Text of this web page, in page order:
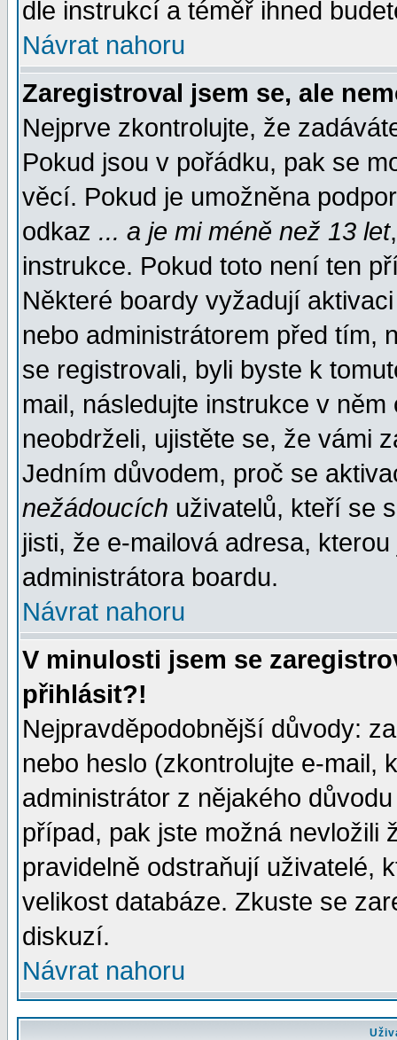
dle instrukcí a téměř ihned
Návrat nahoru
Zaregistroval jsem se, ale
Nejprve zkontrolujte, že
Pokud jsou v pořádku, pak se
věcí. Pokud je umožněna
odkaz ... a je mi méně než 13 let
instrukce. Pokud toto není ten
Některé boardy vyžadují
nebo administrátorem před tím,
se registrovali, byli byste k
mail, následujte instrukce v
neobdrželi, ujistěte se, že vámi
Jedním důvodem, proč se
nežádoucích uživatelů, kteří se
jisti, že e-mailová adresa,
administrátora boardu.
Návrat nahoru
V minulosti jsem se
přihlásit?!
Nejpravděpodobnější důvody:
nebo heslo (zkontrolujte e-mail,
administrátor z nějakého
případ, pak jste možná nevložili
pravidelně odstraňují uživatelé,
velikost databáze. Zkuste se
diskuzí.
Návrat nahoru